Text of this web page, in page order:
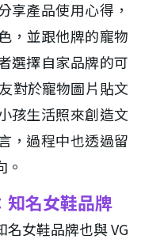
享產品使用心得，
，並跟他牌的寵物
選擇自家品牌的可
對於寵物圖片貼文
孩生活照來創造文
，過程中也透過留
知名女鞋品牌
女鞋品牌也與 VG